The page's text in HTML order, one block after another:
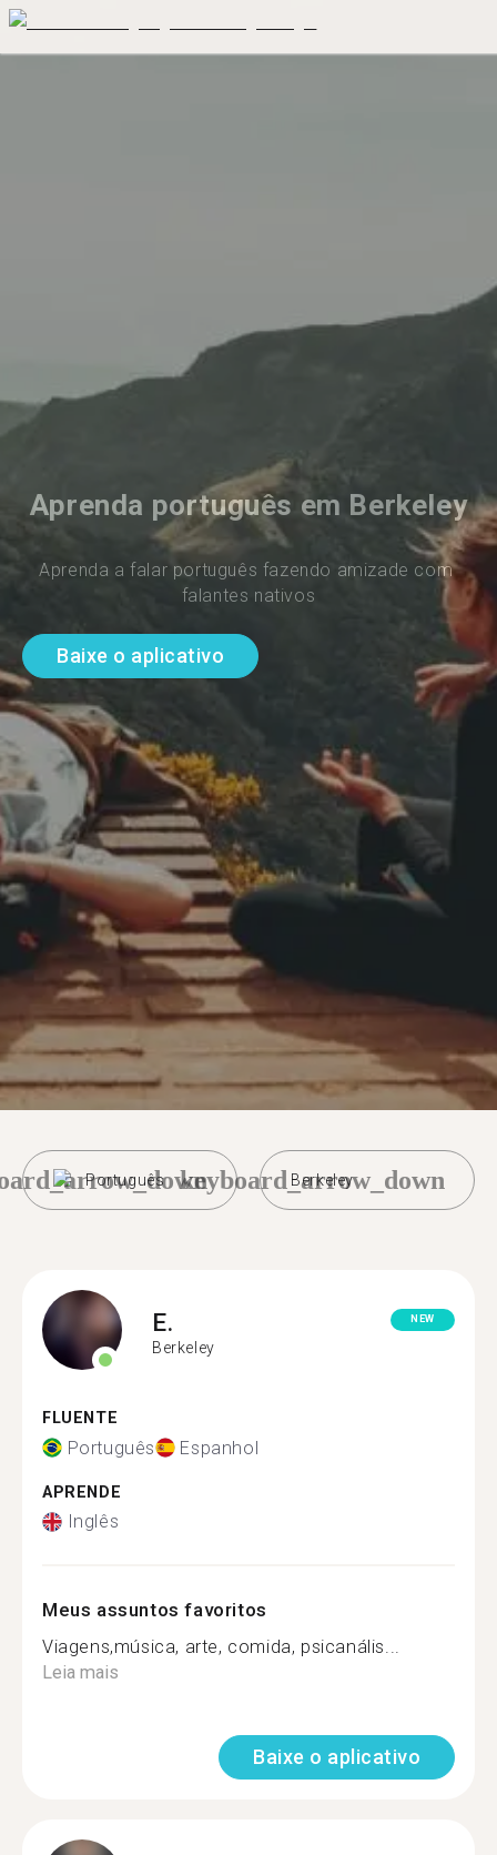
Aprenda português em Berkeley
Aprenda a falar português fazendo amizade com
falantes nativos
Baixe o aplicativo
Português Berkeley
keyboard_arrow_down
E.
Berkeley
NEW
FLUENTE
Português Espanhol
APRENDE
Inglês
Meus assuntos favoritos
Viagens,música, arte, comida, psicanális...
Leia mais
Baixe o aplicativo